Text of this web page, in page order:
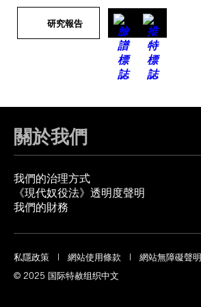
研究報告
關於我們
我們的治理方式
《現代奴役法》透明度聲明
我們的財務
私隱政策 網站使用條款 網站無障礙聲明
© 2025 国际特赦组织中文